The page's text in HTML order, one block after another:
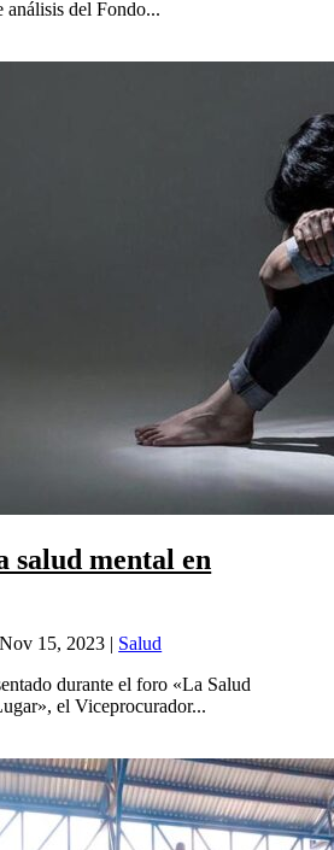
análisis del Fondo...
salud mental en
Nov 15, 2023 | Salud
durante el foro «La Salud
el Viceprocurador...